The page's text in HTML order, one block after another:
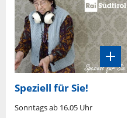
Speziell für Sie!
Sonntags ab 16.05 Uhr